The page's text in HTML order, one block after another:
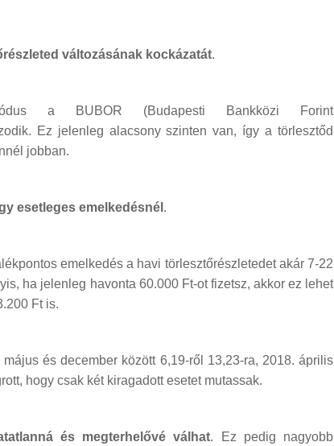
változásának kockázatát.
a BUBOR (Budapesti Bankközi Forint
Ez jelenleg alacsony szinten van, így a törlesztőd
jobban.
esetleges emelkedésnél .
emelkedés a havi törlesztőrészletedet akár 7-22
ha jelenleg havonta 60.000 Ft-ot fizetsz, akkor ez lehet
Ft is.
és december között 6,19-ről 13,23-ra, 2018. április
hogy csak két kiragadott esetet mutassak.
és megterhelővé válhat. Ez pedig nagyobb